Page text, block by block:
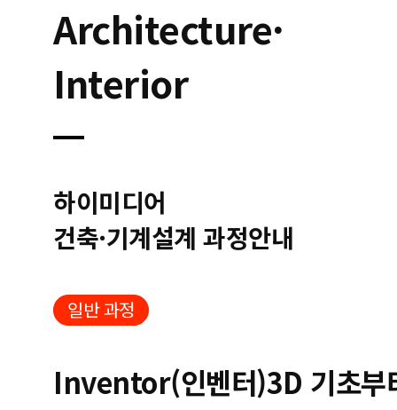
Architecture·
Interior
하이미디어
건축·기계설계 과정안내
일반 과정
Inventor(인벤터)3D 기초부